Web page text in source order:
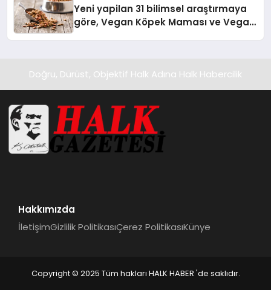
Yeni yapilan 31 bilimsel araştırmaya
göre, Vegan Köpek Maması ve Vegan
Doğru, Dürüst, Objektif Halk Adına Halk Habercilik
Hakkımızda
İletişimGizlilik PolitikasıÇerez PolitikasıKünye
Copyright © 2025 Tüm hakları HALK HABER 'de saklıdır.